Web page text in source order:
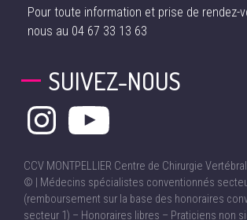
Pour toute information et prise de rendez-
nous au 04 67 33 13 63
SUIVEZ-NOUS
CCV MONTPELLIER Centre de Chirurgie
© | Médecins spécialistes conventionnés
(remboursement sur la base des honoraires
secteur 1) – Honoraires libres – Praticiens non